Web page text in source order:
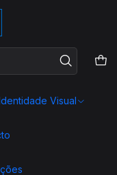
Visual
mais